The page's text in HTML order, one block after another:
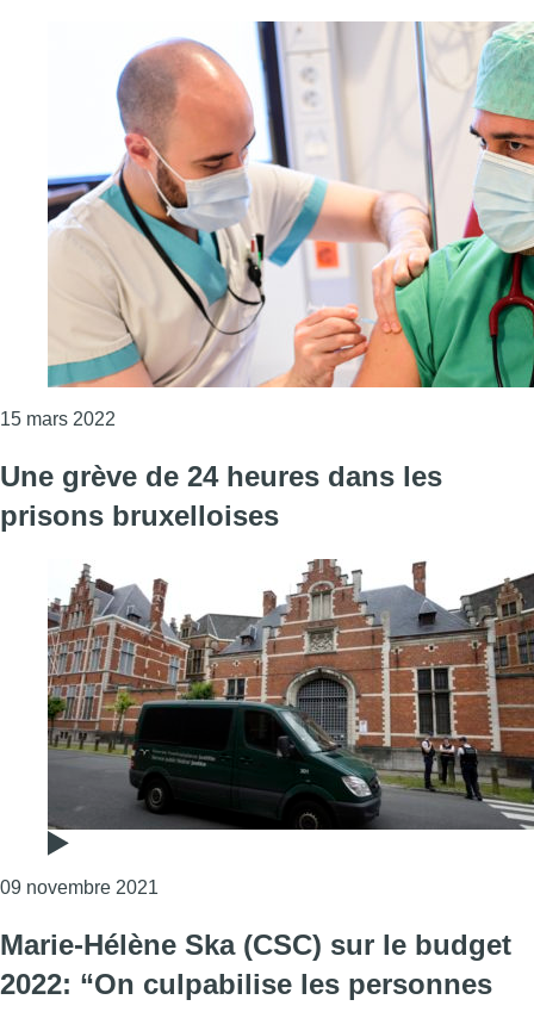
15 mars 2022
Une grève de 24 heures dans les
prisons bruxelloises
09 novembre 2021
Marie-Hélène Ska (CSC) sur le budget
2022: “On culpabilise les personnes